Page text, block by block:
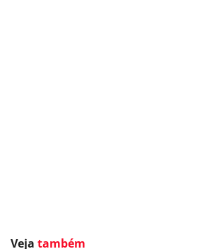
Veja também